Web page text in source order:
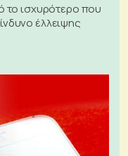
το ισχυρότερο που
έλλειψης